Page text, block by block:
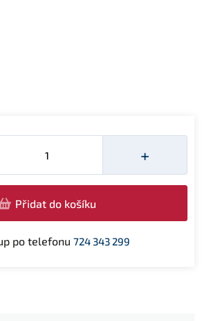
Množství
+
Přidat do košíku
po telefonu 724 343 299